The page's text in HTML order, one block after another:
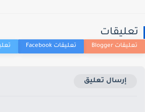
إرسال تعليق